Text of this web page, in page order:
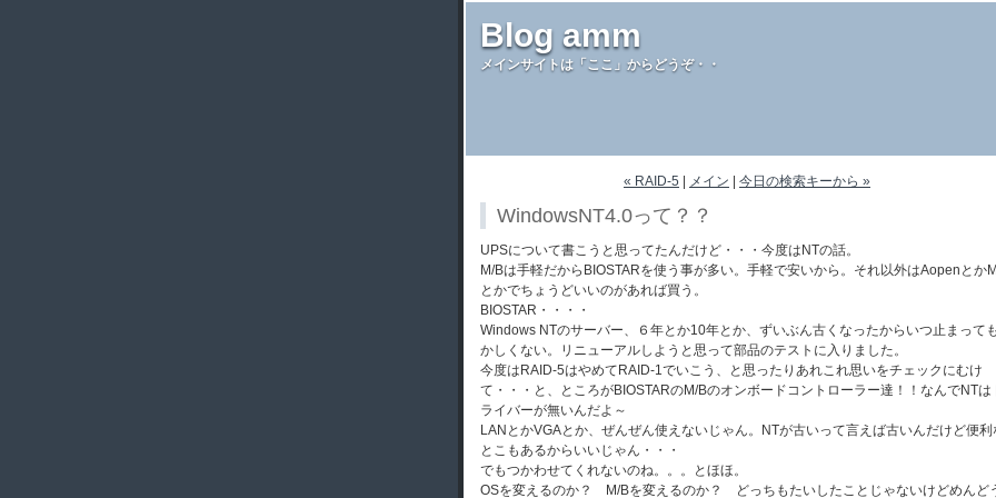
Blog amm
メインサイトは「ここ」からどうぞ・・
« RAID-5 メイン 今日の検索キーから »
WindowsNT4.0って？？
UPSについて書こうと思ってたんだけど・・・今度はNTの話。
M/Bは手軽だからBIOSTARを使う事が多い。手軽で安いから。それ以外はAopenとか
とかでちょうどいいのがあれば買う。
BIOSTAR・・・・
Windows NTのサーバー、６年とか10年とか、ずいぶん古くなったからいつ止まって
かしくない。リニューアルしようと思って部品のテストに入りました。
今度はRAID-5はやめてRAID-1でいこう、と思ったりあれこれ思いをチェックにむけ
て・・・と、ところがBIOSTARのM/Bのオンボードコントローラー達！！なんでNTは
ライバーが無いんだよ～
LANとかVGAとか、ぜんぜん使えないじゃん。NTが古いって言えば古いんだけど便利
とこもあるからいいじゃん・・・
でもつかわせてくれないのね。。。とほほ。
OSを変えるのか？ M/Bを変えるのか？ どっちもたいしたことじゃないけどめんど